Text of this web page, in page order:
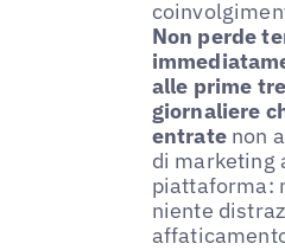
Non perde
alle prime
giornaliere
entratenon
di marketing
piattaforma:
niente